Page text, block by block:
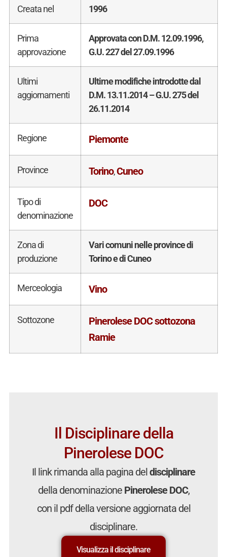
Creata nel
1996
Prima
approvazione
Approvata con D.M. 12.09.1996,
G.U. 227 del 27.09.1996
Ultimi
aggiornamenti
Ultime modifiche introdotte dal
D.M. 13.11.2014 – G.U. 275 del
26.11.2014
Regione Piemonte
Province Torino,Cuneo
Tipo di
denominazione
DOC
Zona di
produzione
Vari comuni nelle province di
Torino e di Cuneo
Merceologia Vino
Sottozone
Pinerolese DOC sottozona
Ramie
Il Disciplinare della
Pinerolese DOC
Il link rimanda alla pagina deldisciplinare
della denominazione Pinerolese DOC,
con il pdf della versione aggiornata del
disciplinare.
Visualizza il disciplinare